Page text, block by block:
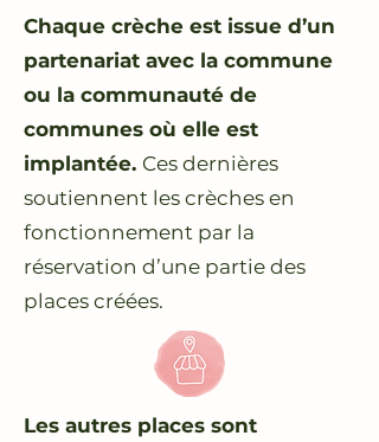
Chaque crèche est issue d’un
partenariat avec la commune
ou la communauté de
communes où elle est
implantée. Ces dernières
soutiennent les crèches en
fonctionnement par la
réservation d’une partie des
places créées.
Les autres places sont